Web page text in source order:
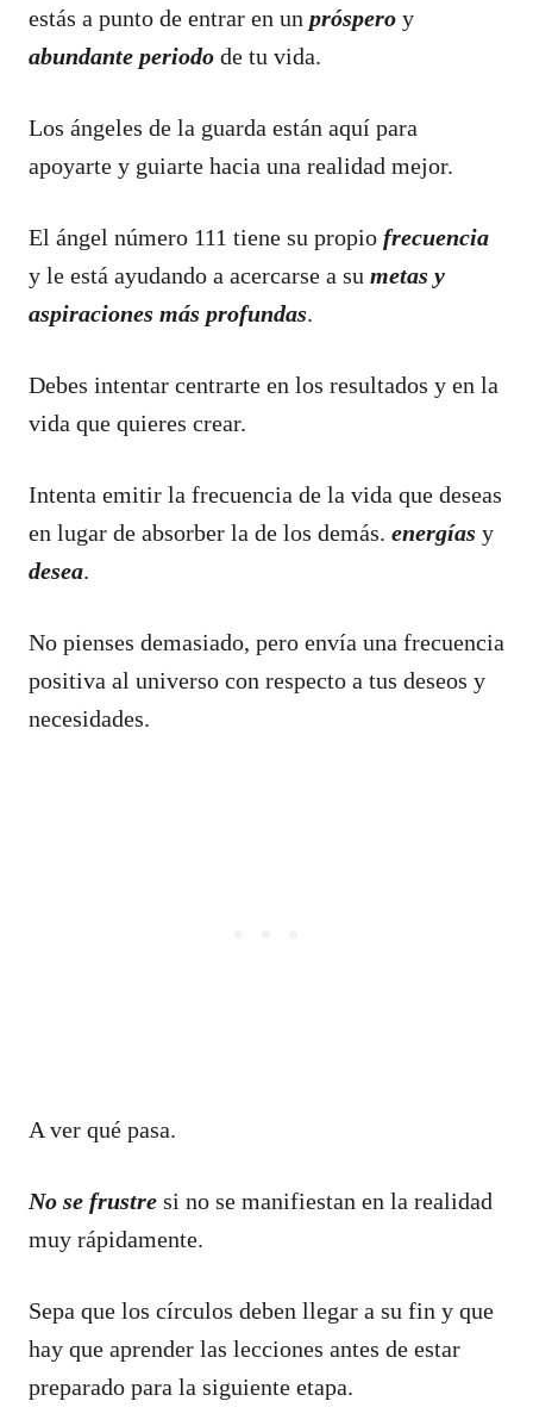
estás a punto de entrar en un próspero y
abundante periodo de tu vida.
Los ángeles de la guarda están aquí para
apoyarte y guiarte hacia una realidad mejor.
El ángel número 111 tiene su propio frecuencia
y le está ayudando a acercarse a su metas y
aspiraciones más profundas.
Debes intentar centrarte en los resultados y en la
vida que quieres crear.
Intenta emitir la frecuencia de la vida que deseas
en lugar de absorber la de los demás. energías y
desea.
No pienses demasiado, pero envía una frecuencia
positiva al universo con respecto a tus deseos y
necesidades.
A ver qué pasa.
No se frustre si no se manifiestan en la realidad
muy rápidamente.
Sepa que los círculos deben llegar a su fin y que
hay que aprender las lecciones antes de estar
preparado para la siguiente etapa.